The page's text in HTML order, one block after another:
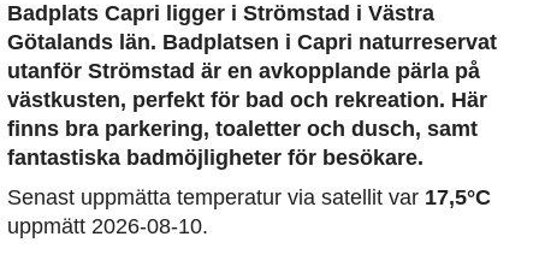
Badplats Capri ligger i Strömstad i Västra
Götalands län. Badplatsen i Capri naturreservat
utanför Strömstad är en avkopplande pärla på
västkusten, perfekt för bad och rekreation. Här
finns bra parkering, toaletter och dusch, samt
fantastiska badmöjligheter för besökare.
Senast uppmätta temperatur via satellit var 17,5°C
uppmätt 2026-08-10.